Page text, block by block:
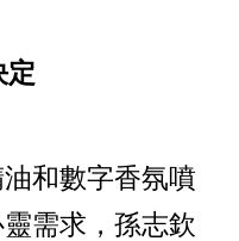
定
和數字香氛噴
需求，孫志欽